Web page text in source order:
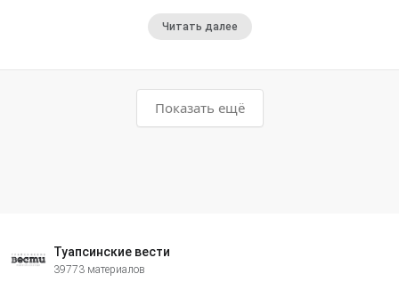
Читать далее
Показать ещё
Туапсинские вести
39773 материалов